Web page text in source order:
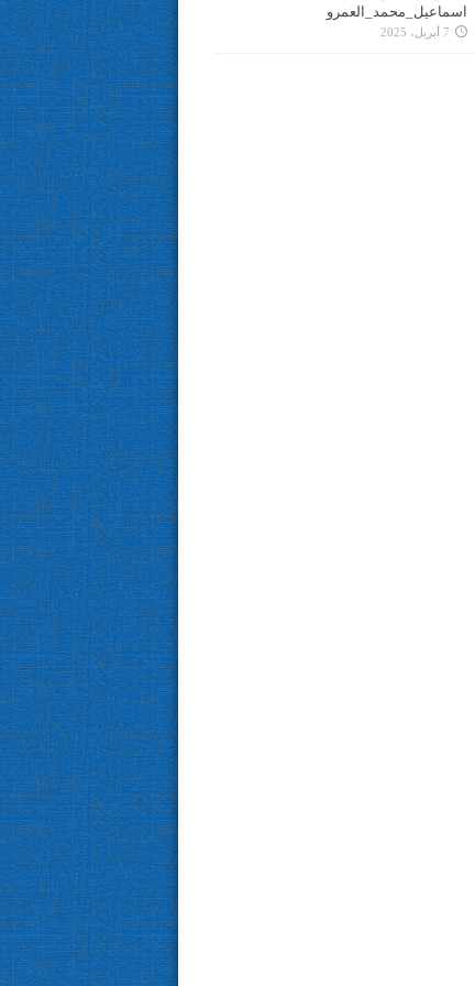
اسماعيل_محمد_العمرو
7 أبريل، 2025